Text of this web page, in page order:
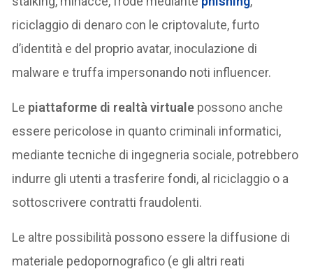
riciclaggio di denaro con le criptovalute, furto
d’identità e del proprio avatar, inoculazione di
malware e truffa impersonando noti influencer.
Le piattaforme di realtà virtuale possono anche
essere pericolose in quanto criminali informatici,
mediante tecniche di ingegneria sociale, potrebbero
indurre gli utenti a trasferire fondi, al riciclaggio o a
sottoscrivere contratti fraudolenti.
Le altre possibilità possono essere la diffusione di
materiale pedopornografico (e gli altri reati